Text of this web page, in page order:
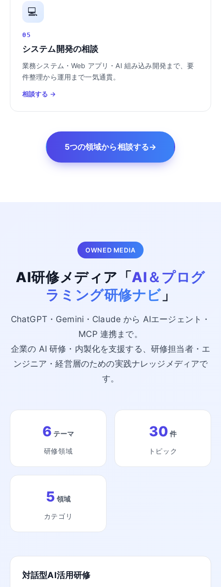
💻
05
システム開発の相談
業務システム・Web アプリ・AI 組み込み開発まで、要
件整理から運用まで一気通貫。
相談する →
5つの領域から相談する→
OWNED MEDIA
AI研修メディア「AI＆プログ
ラミング研修ナビ」
ChatGPT・Gemini・Claude から AIエージェント・
MCP 連携まで。
企業の AI 研修・内製化を支援する、研修担当者・エ
ンジニア・経営層のための実践ナレッジメディアで
す。
6 テーマ
研修領域
30 件
トピック
5 領域
カテゴリ
対話型AI活用研修